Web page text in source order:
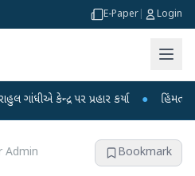
E-Paper Login
પર પ્રહાર કર્યા ● હિંમતનગરમાં
Admin Bookmark